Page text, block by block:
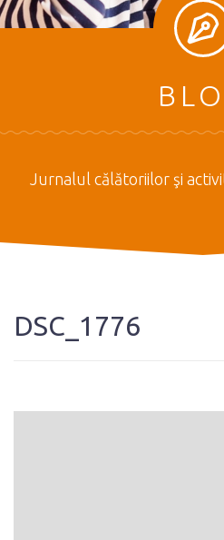
Jurnalul călătoriilor şi
DSC_1776